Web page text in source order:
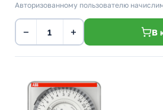
Авторизованному пользователю
− + В